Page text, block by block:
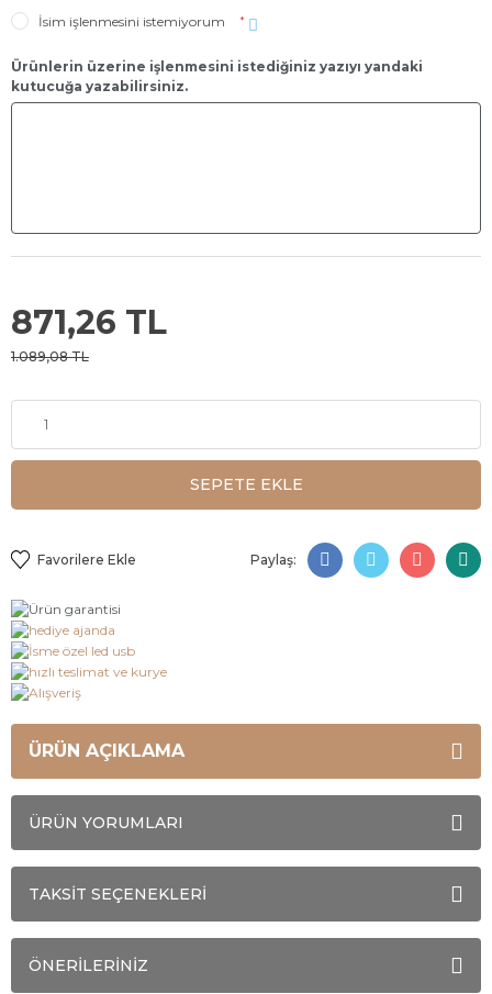
İsim işlenmesini istemiyorum
*
Ürünlerin üzerine işlenmesini istediğiniz yazıyı yandaki
kutucuğa yazabilirsiniz.
871,26 TL
1.089,08 TL
SEPETE EKLE
Paylaş:
ÜRÜN AÇIKLAMA
ÜRÜN YORUMLARI
TAKSİT SEÇENEKLERİ
ÖNERİLERİNİZ